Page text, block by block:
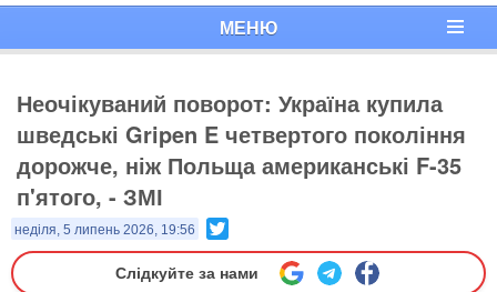
МЕНЮ
Неочікуваний поворот: Україна купила
шведські Gripen E четвертого покоління
дорожче, ніж Польща американські F-35
п'ятого, - ЗМІ
неділя, 5 липень 2026, 19:56
Слідкуйте за нами